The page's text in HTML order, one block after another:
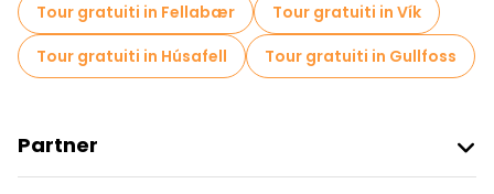
Tour gratuiti in Fellabær
Tour gratuiti in Vík
Tour gratuiti in Húsafell
Tour gratuiti in Gullfoss
Partner